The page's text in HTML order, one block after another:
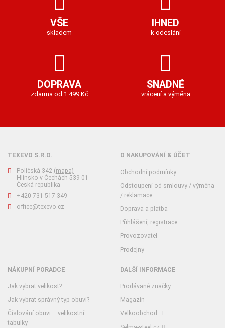
VŠE
skladem
IHNED
k odeslání
DOPRAVA
zdarma od 1 499 Kč
SNADNÉ
vrácení a výměna
TEXEVO S.R.O.
Poličská 342 (mapa)
Hlinsko v Čechách 539 01
Česká republika
+420 731 517 349
office@texevo.cz
O NAKUPOVÁNÍ & ÚČET
Obchodní podmínky
Odstoupení od smlouvy / výměna
/ reklamace
Doprava a platba
Přihlášení, registrace
Provozovatel
Prodejny
NÁKUPNÍ PORADCE
Jak vybrat velikost?
Jak vybrat správný typ obuvi?
Číslování obuvi – velikostní
tabulky
DALŠÍ INFORMACE
Prodávané značky
Magazín
Velkoobchod